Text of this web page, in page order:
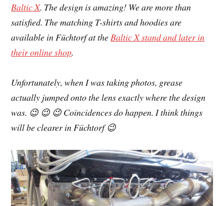
Baltic X. The design is amazing! We are more than
satisfied. The matching T-shirts and hoodies are
available in Füchtorf at theBaltic X stand and later in
their online shop.
Unfortunately, when I was taking photos, grease
actually jumped onto the lens exactly where the design
was. 😉 😉 😉 Coincidences do happen. I think things
will be clearer in Füchtorf 😉